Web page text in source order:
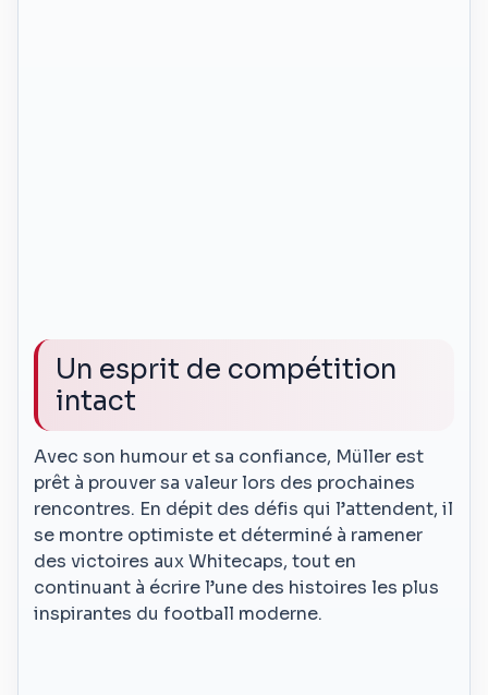
Un esprit de compétition
intact
Avec son humour et sa confiance, Müller est
prêt à prouver sa valeur lors des prochaines
rencontres. En dépit des défis qui l’attendent, il
se montre optimiste et déterminé à ramener
des victoires aux Whitecaps, tout en
continuant à écrire l’une des histoires les plus
inspirantes du football moderne.